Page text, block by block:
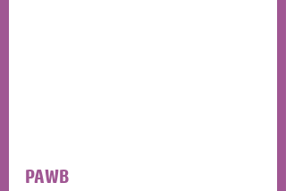
PAWB